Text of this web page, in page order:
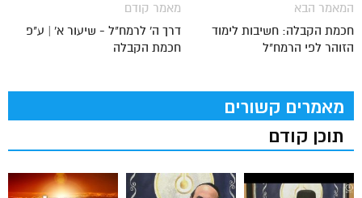
מאמר קודם
דרך ה' לרמח"ל - שיעור א' | ע"פ
חכמת הקבלה
המאמר הבא
חכמת הקבלה: חשיבות לימוד
הזוהר לפי הרמח"ל
מאמרים קשורים
תוכן קודם